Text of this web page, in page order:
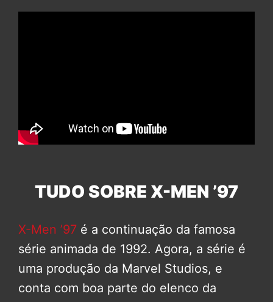
TUDO SOBRE X-MEN ’97
X-Men ’97 é a continuação da famosa
série animada de 1992. Agora, a série é
uma produção da Marvel Studios, e
conta com boa parte do elenco da